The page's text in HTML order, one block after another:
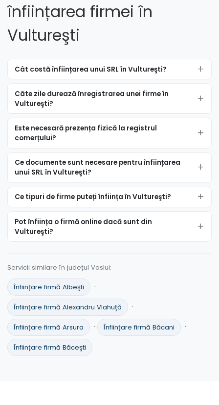
înființarea firmei în
Vultureşti
Cât costă înființarea unui SRL în Vultureşti?
Câte zile durează înregistrarea unei firme în
Vultureşti?
Este necesară prezența fizică la registrul
comerțului?
Ce documente sunt necesare pentru înființarea
unui SRL în Vultureşti?
Ce tipuri de firme puteți înființa în Vultureşti?
Pot înființa o firmă online dacă sunt din
Vultureşti?
Servicii similare în județul Vaslui:
Înființare firmă Albeşti ·
Înființare firmă Alexandru Vlahuţă ·
Înființare firmă Arsura · Înființare firmă Băcani ·
Înființare firmă Băceşti